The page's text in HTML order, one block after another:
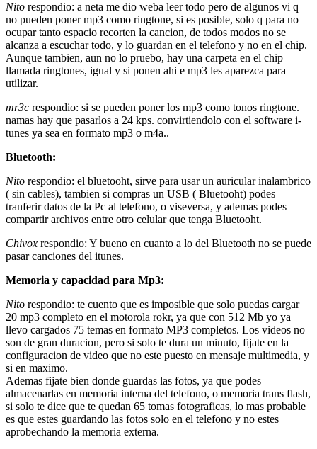
Nito respondio: a neta me dio weba leer todo pero de algunos vi q
no pueden poner mp3 como ringtone, si es posible, solo q para no
ocupar tanto espacio recorten la cancion, de todos modos no se
alcanza a escuchar todo, y lo guardan en el telefono y no en el chip.
Aunque tambien, aun no lo pruebo, hay una carpeta en el chip
llamada ringtones, igual y si ponen ahi e mp3 les aparezca para
utilizar.
mr3c respondio: si se pueden poner los mp3 como tonos ringtone.
namas hay que pasarlos a 24 kps. convirtiendolo con el software i-
tunes ya sea en formato mp3 o m4a..
Bluetooth:
Nito respondio: el bluetooht, sirve para usar un auricular inalambrico
( sin cables), tambien si compras un USB ( Bluetooht) podes
tranferir datos de la Pc al telefono, o viseversa, y ademas podes
compartir archivos entre otro celular que tenga Bluetooht.
Chivox respondio: Y bueno en cuanto a lo del Bluetooth no se puede
pasar canciones del itunes.
Memoria y capacidad para Mp3:
Nito respondio: te cuento que es imposible que solo puedas cargar
20 mp3 completo en el motorola rokr, ya que con 512 Mb yo ya
llevo cargados 75 temas en formato MP3 completos. Los videos no
son de gran duracion, pero si solo te dura un minuto, fijate en la
configuracion de video que no este puesto en mensaje multimedia, y
si en maximo.
Ademas fijate bien donde guardas las fotos, ya que podes
almacenarlas en memoria interna del telefono, o memoria trans flash,
si solo te dice que te quedan 65 tomas fotograficas, lo mas probable
es que estes guardando las fotos solo en el telefono y no estes
aprobechando la memoria externa.